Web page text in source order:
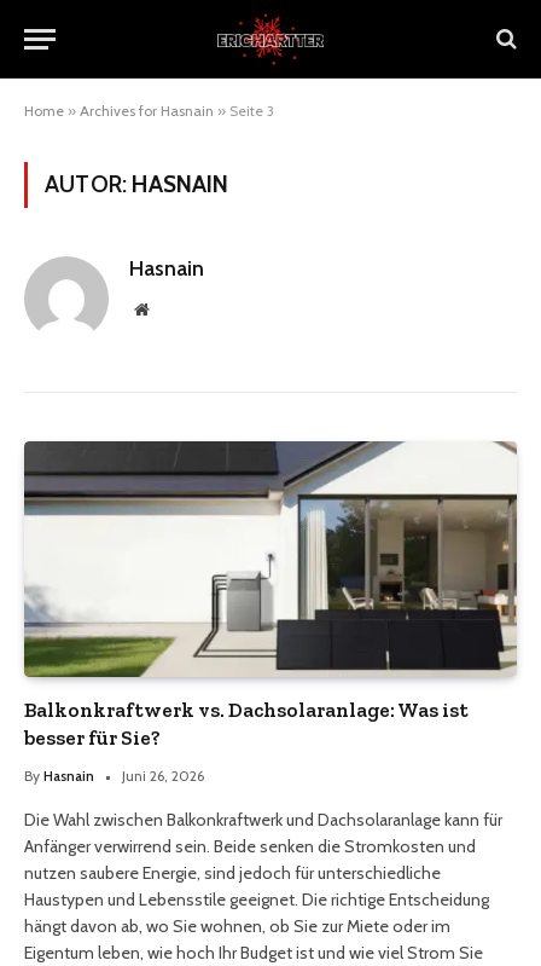
Home » Archives for Hasnain » Seite 3
AUTOR: HASNAIN
Hasnain
Website
Balkonkraftwerk vs. Dachsolaranlage: Was ist
besser für Sie?
By Hasnain Juni 26, 2026
Die Wahl zwischen Balkonkraftwerk und Dachsolaranlage kann für
Anfänger verwirrend sein. Beide senken die Stromkosten und
nutzen saubere Energie, sind jedoch für unterschiedliche
Haustypen und Lebensstile geeignet. Die richtige Entscheidung
hängt davon ab, wo Sie wohnen, ob Sie zur Miete oder im
Eigentum leben, wie hoch Ihr Budget ist und wie viel Strom Sie